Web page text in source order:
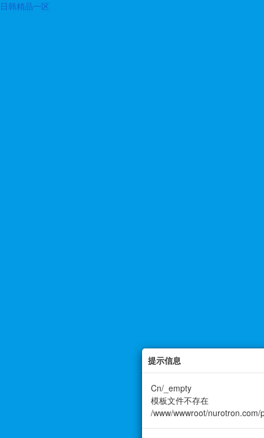
提示信息
Cn/_empty
模板文件不存在
/www/wwwroot/
日韩精品一区